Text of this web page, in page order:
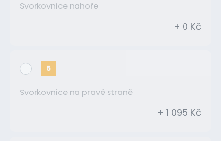
Svorkovnice nahoře
+ 0 Kč
5
Svorkovnice na pravé straně
+ 1 095 Kč